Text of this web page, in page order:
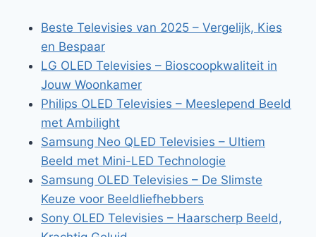
Beste Televisies van 2025 – Vergelijk, Kies
en Bespaar
LG OLED Televisies – Bioscoopkwaliteit in
Jouw Woonkamer
Philips OLED Televisies – Meeslepend Beeld
met Ambilight
Samsung Neo QLED Televisies – Ultiem
Beeld met Mini-LED Technologie
Samsung OLED Televisies – De Slimste
Keuze voor Beeldliefhebbers
Sony OLED Televisies – Haarscherp Beeld,